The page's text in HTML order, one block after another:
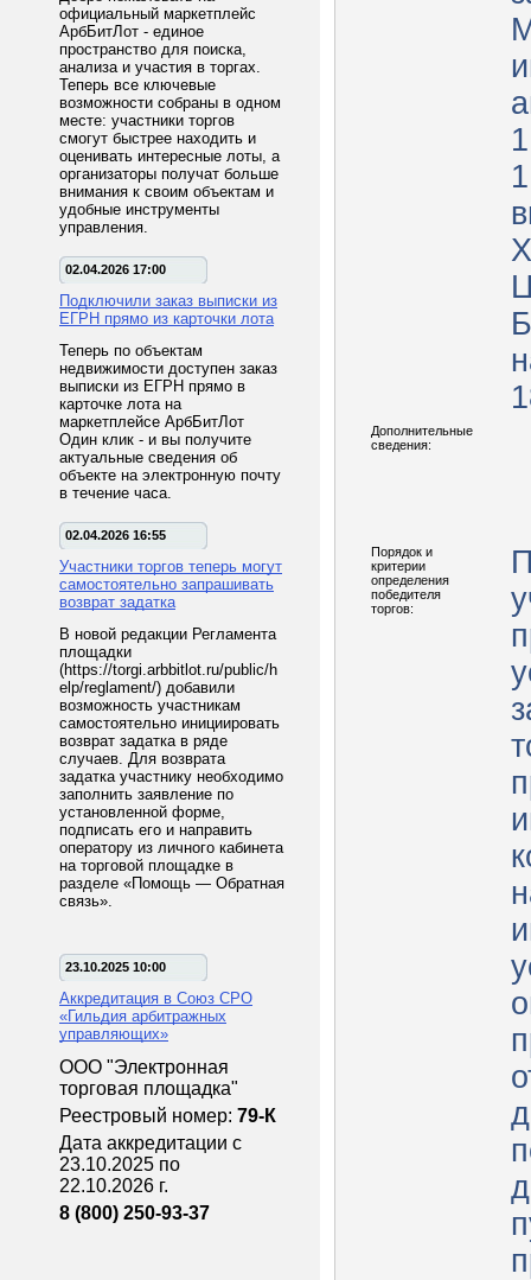
официальный маркетплейс
АрбБитЛот - единое
пространство для поиска,
анализа и участия в торгах.
Теперь все ключевые
возможности собраны в одном
месте: участники торгов
смогут быстрее находить и
оценивать интересные лоты, а
организаторы получат больше
внимания к своим объектам и
удобные инструменты
управления.
02.04.2026 17:00
Подключили заказ выписки из
ЕГРН прямо из карточки лота
Теперь по объектам
недвижимости доступен заказ
выписки из ЕГРН прямо в
карточке лота на
маркетплейсе АрбБитЛот
Один клик - и вы получите
актуальные сведения об
объекте на электронную почту
в течение часа.
02.04.2026 16:55
Участники торгов теперь могут
самостоятельно запрашивать
возврат задатка
В новой редакции Регламента
площадки
(https://torgi.arbbitlot.ru/public/h
elp/reglament/) добавили
возможность участникам
самостоятельно инициировать
возврат задатка в ряде
случаев. Для возврата
задатка участнику необходимо
заполнить заявление по
установленной форме,
подписать его и направить
оператору из личного кабинета
на торговой площадке в
разделе «Помощь — Обратная
связь».
23.10.2025 10:00
Аккредитация в Союз СРО
«Гильдия арбитражных
управляющих»
ООО "Электронная
торговая площадка"
Реестровый номер: 79-К
Дата аккредитации с
23.10.2025 по
22.10.2026 г.
8 (800) 250-93-37
Дополнительные
сведения:
Порядок и
критерии
определения
победителя
торгов: